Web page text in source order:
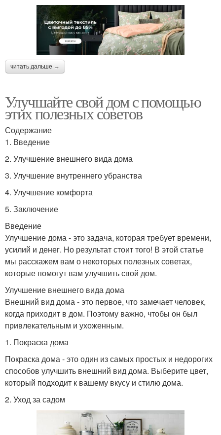
читать дальше →
Улучшайте свой дом с помощью
этих полезных советов
Содержание
1. Введение
2. Улучшение внешнего вида дома
3. Улучшение внутреннего убранства
4. Улучшение комфорта
5. Заключение
Введение
Улучшение дома - это задача, которая требует времени,
усилий и денег. Но результат стоит того! В этой статье
мы расскажем вам о некоторых полезных советах,
которые помогут вам улучшить свой дом.
Улучшение внешнего вида дома
Внешний вид дома - это первое, что замечает человек,
когда приходит в дом. Поэтому важно, чтобы он был
привлекательным и ухоженным.
1. Покраска дома
Покраска дома - это один из самых простых и недорогих
способов улучшить внешний вид дома. Выберите цвет,
который подходит к вашему вкусу и стилю дома.
2. Уход за садом